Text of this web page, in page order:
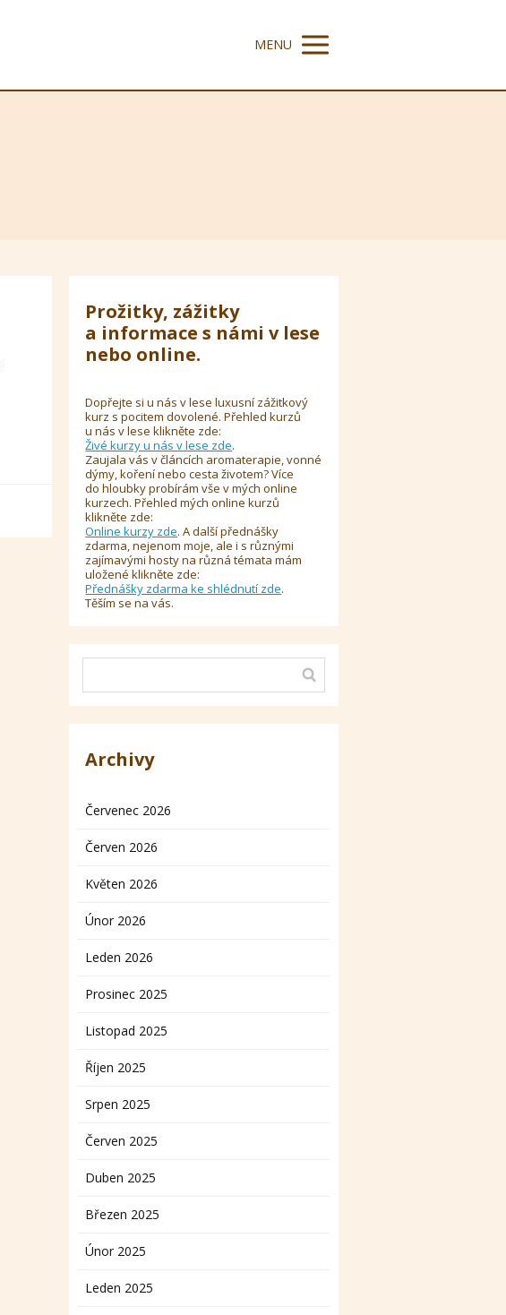
MENU
Prožitky, zážitky
a informace s námi v lese
nebo online.
Dopřejte si u nás v lese luxusní zážitkový
kurz s pocitem dovolené. Přehled kurzů
u nás v lese klikněte zde:
Živé kurzy u nás v lese zde.
Zaujala vás v článcích aromaterapie, vonné
dýmy, koření nebo cesta životem? Více
do hloubky probírám vše v mých online
kurzech. Přehled mých online kurzů
klikněte zde:
Online kurzy zde. A další přednášky
zdarma, nejenom moje, ale i s různými
zajímavými hosty na různá témata mám
uložené klikněte zde:
Přednášky zdarma ke shlédnutí zde.
Těším se na vás.
Archivy
Červenec 2026
Červen 2026
Květen 2026
Únor 2026
Leden 2026
Prosinec 2025
Listopad 2025
Říjen 2025
Srpen 2025
Červen 2025
Duben 2025
Březen 2025
Únor 2025
Leden 2025